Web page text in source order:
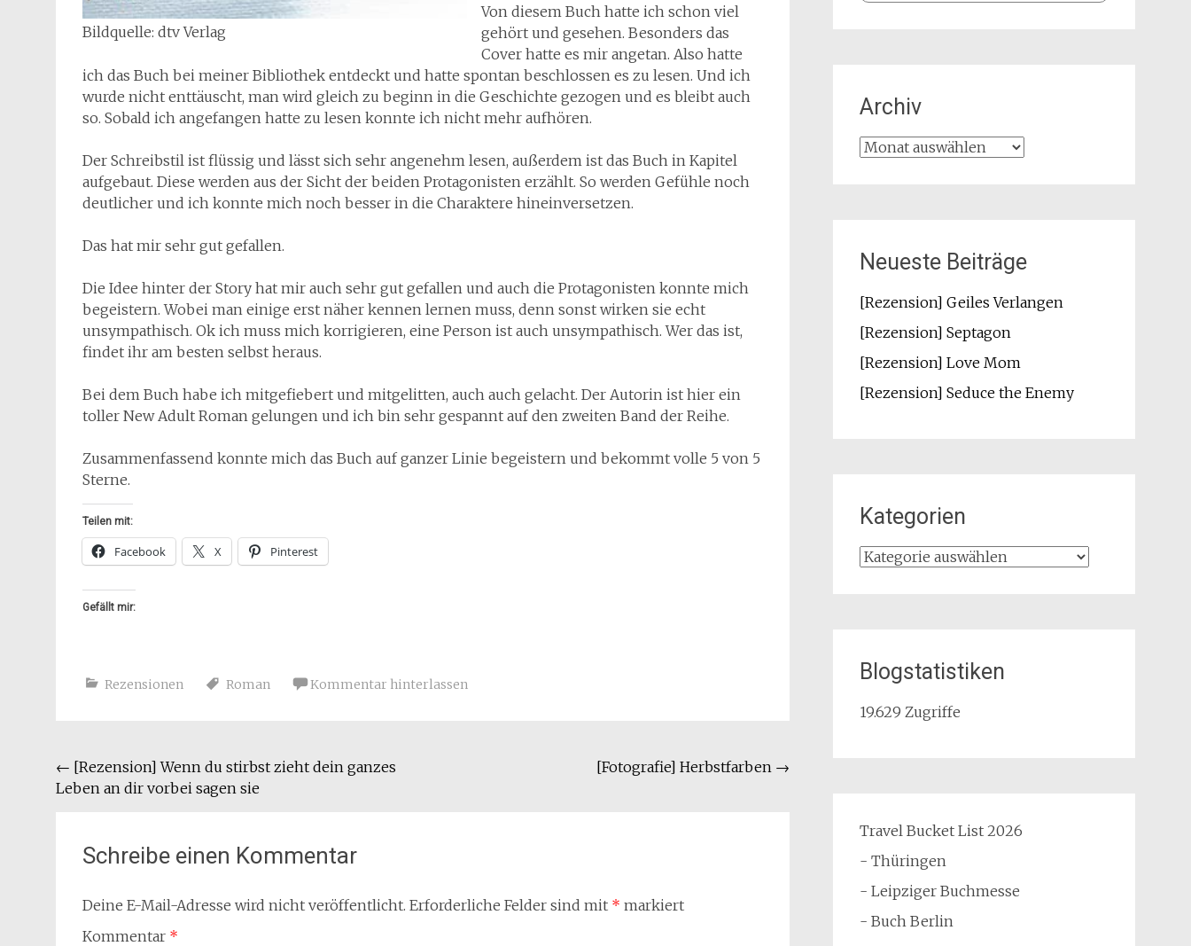
Bildquelle: dtv Verlag
Von diesem Buch hatte ich schon viel
gehört und gesehen. Besonders das
Cover hatte es mir angetan. Also hatte
ich das Buch bei meiner Bibliothek entdeckt und hatte spontan beschlossen es zu lesen. Und ich
wurde nicht enttäuscht, man wird gleich zu beginn in die Geschichte gezogen und es bleibt auch
so. Sobald ich angefangen hatte zu lesen konnte ich nicht mehr aufhören.
Der Schreibstil ist flüssig und lässt sich sehr angenehm lesen, außerdem ist das Buch in Kapitel
aufgebaut. Diese werden aus der Sicht der beiden Protagonisten erzählt. So werden Gefühle noch
deutlicher und ich konnte mich noch besser in die Charaktere hineinversetzen.
Das hat mir sehr gut gefallen.
Die Idee hinter der Story hat mir auch sehr gut gefallen und auch die Protagonisten konnte mich
begeistern. Wobei man einige erst näher kennen lernen muss, denn sonst wirken sie echt
unsympathisch. Ok ich muss mich korrigieren, eine Person ist auch unsympathisch. Wer das ist,
findet ihr am besten selbst heraus.
Bei dem Buch habe ich mitgefiebert und mitgelitten, auch auch gelacht. Der Autorin ist hier ein
toller New Adult Roman gelungen und ich bin sehr gespannt auf den zweiten Band der Reihe.
Zusammenfassend konnte mich das Buch auf ganzer Linie begeistern und bekommt volle 5 von 5
Sterne.
Teilen mit:
Facebook X Pinterest
Gefällt mir:
Rezensionen Roman Kommentar hinterlassen
Beitragsnavigation
← [Rezension] Wenn du stirbst zieht dein ganzes
Leben an dir vorbei sagen sie
[Fotografie] Herbstfarben →
Schreibe einen Kommentar
Deine E-Mail-Adresse wird nicht veröffentlicht. Erforderliche Felder sind mit * markiert
Kommentar *
Archiv
Archiv
Neueste Beiträge
[Rezension] Geiles Verlangen
[Rezension] Septagon
[Rezension] Love Mom
[Rezension] Seduce the Enemy
Kategorien
Kategorien
Blogstatistiken
19.629 Zugriffe
Travel Bucket List 2026
- Thüringen
- Leipziger Buchmesse
- Buch Berlin